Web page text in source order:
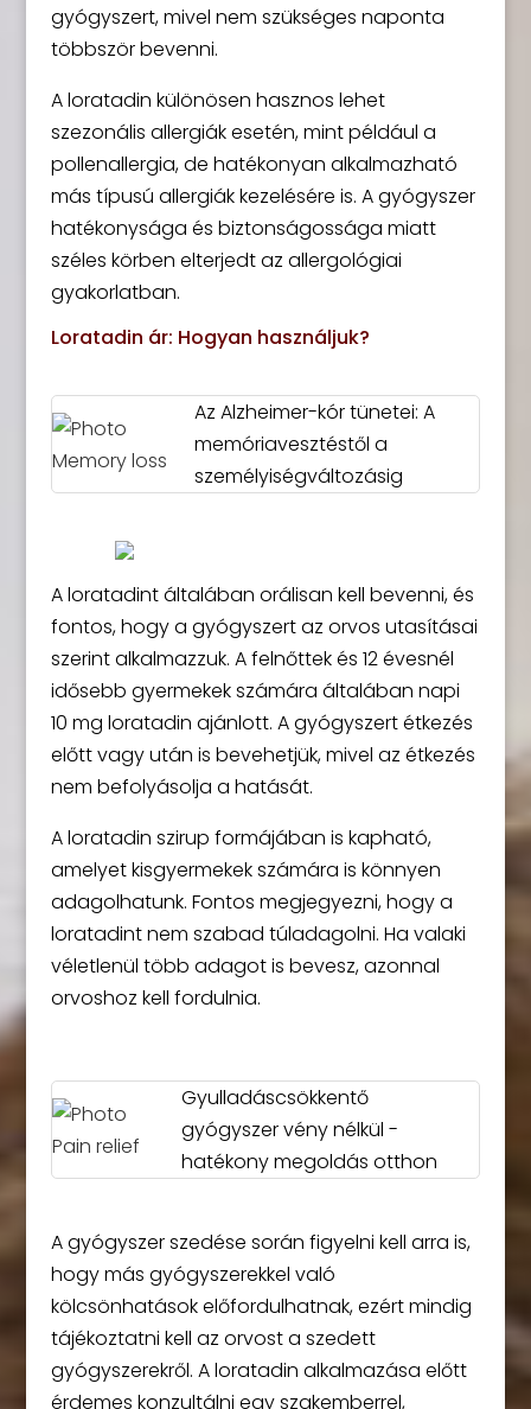
gyógyszert, mivel nem szükséges naponta
többször bevenni.
A loratadin különösen hasznos lehet
szezonális allergiák esetén, mint például a
pollenallergia, de hatékonyan alkalmazható
más típusú allergiák kezelésére is. A gyógyszer
hatékonysága és biztonságossága miatt
széles körben elterjedt az allergológiai
gyakorlatban.
Loratadin ár: Hogyan használjuk?
Az Alzheimer-kór tünetei: A
memóriavesztéstől a
személyiségváltozásig
A loratadint általában orálisan kell bevenni, és
fontos, hogy a gyógyszert az orvos utasításai
szerint alkalmazzuk. A felnőttek és 12 évesnél
idősebb gyermekek számára általában napi
10 mg loratadin ajánlott. A gyógyszert étkezés
előtt vagy után is bevehetjük, mivel az étkezés
nem befolyásolja a hatását.
A loratadin szirup formájában is kapható,
amelyet kisgyermekek számára is könnyen
adagolhatunk. Fontos megjegyezni, hogy a
loratadint nem szabad túladagolni. Ha valaki
véletlenül több adagot is bevesz, azonnal
orvoshoz kell fordulnia.
Gyulladáscsökkentő
gyógyszer vény nélkül -
hatékony megoldás otthon
A gyógyszer szedése során figyelni kell arra is,
hogy más gyógyszerekkel való
kölcsönhatások előfordulhatnak, ezért mindig
tájékoztatni kell az orvost a szedett
gyógyszerekről. A loratadin alkalmazása előtt
érdemes konzultálni egy szakemberrel,